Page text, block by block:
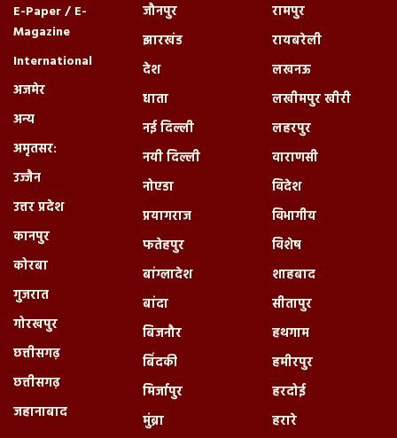
E-Paper / E-
Magazine
International
अजमेर
अन्य
अमृतसर:
उज्जैन
उत्तर प्रदेश
कानपुर
कोरबा
गुजरात
गोरखपुर
छत्तीसगढ़
छत्तीसगढ़
जहानाबाद
जौनपुर
झारखंड
देश
धाता
नई दिल्ली
नयी दिल्ली
नोएडा
प्रयागराज
फतेहपुर
बांग्लादेश
बांदा
बिजनौर
बिंदकी
मिर्जापुर
मुंब्रा
रामपुर
रायबरेली
लखनऊ
लखीमपुर खीरी
लहरपुर
वाराणसी
विदेश
विभागीय
विशेष
शाहबाद
सीतापुर
हथगाम
हमीरपुर
हरदोई
हरारे